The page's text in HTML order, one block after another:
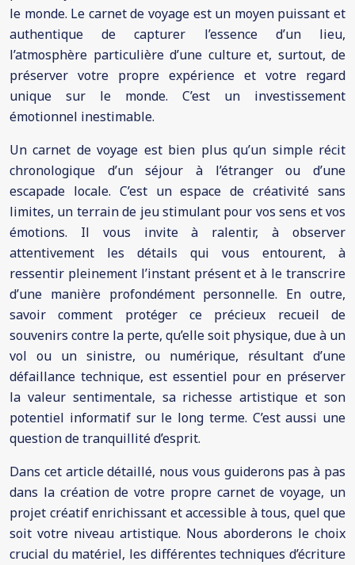
le monde. Le carnet de voyage est un moyen puissant et
authentique de capturer l’essence d’un lieu,
l’atmosphère particulière d’une culture et, surtout, de
préserver votre propre expérience et votre regard
unique sur le monde. C’est un investissement
émotionnel inestimable.
Un carnet de voyage est bien plus qu’un simple récit
chronologique d’un séjour à l’étranger ou d’une
escapade locale. C’est un espace de créativité sans
limites, un terrain de jeu stimulant pour vos sens et vos
émotions. Il vous invite à ralentir, à observer
attentivement les détails qui vous entourent, à
ressentir pleinement l’instant présent et à le transcrire
d’une manière profondément personnelle. En outre,
savoir comment protéger ce précieux recueil de
souvenirs contre la perte, qu’elle soit physique, due à un
vol ou un sinistre, ou numérique, résultant d’une
défaillance technique, est essentiel pour en préserver
la valeur sentimentale, sa richesse artistique et son
potentiel informatif sur le long terme. C’est aussi une
question de tranquillité d’esprit.
Dans cet article détaillé, nous vous guiderons pas à pas
dans la création de votre propre carnet de voyage, un
projet créatif enrichissant et accessible à tous, quel que
soit votre niveau artistique. Nous aborderons le choix
crucial du matériel, les différentes techniques d’écriture